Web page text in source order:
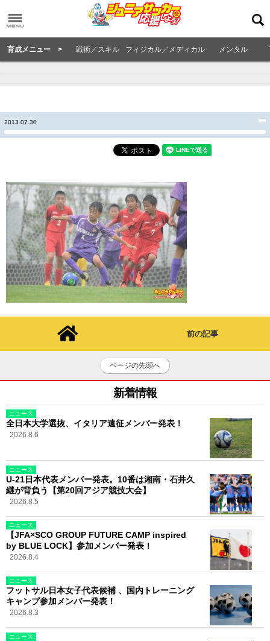
育成メニュー > 戦術／スキル フィジカル／メディカル メンタル
2013.07.30
前の記事
ページの先頭へ
新着情報
ニュース
全日本大学選抜、イタリア遠征メンバー発表！
2026.8.6
ニュース
U-21日本代表メンバー発表。10番は湘南・石井久
継が背負う【第20回アジア競技大会】
2026.8.5
ニュース
【JFA×SCO GROUP FUTURE CAMP inspired
by BLUE LOCK】参加メンバー発表！
2026.8.4
ニュース
フットサル日本女子代表候補 、国内トレーニング
キャンプ参加メンバー発表！
2026.8.3
ニュース